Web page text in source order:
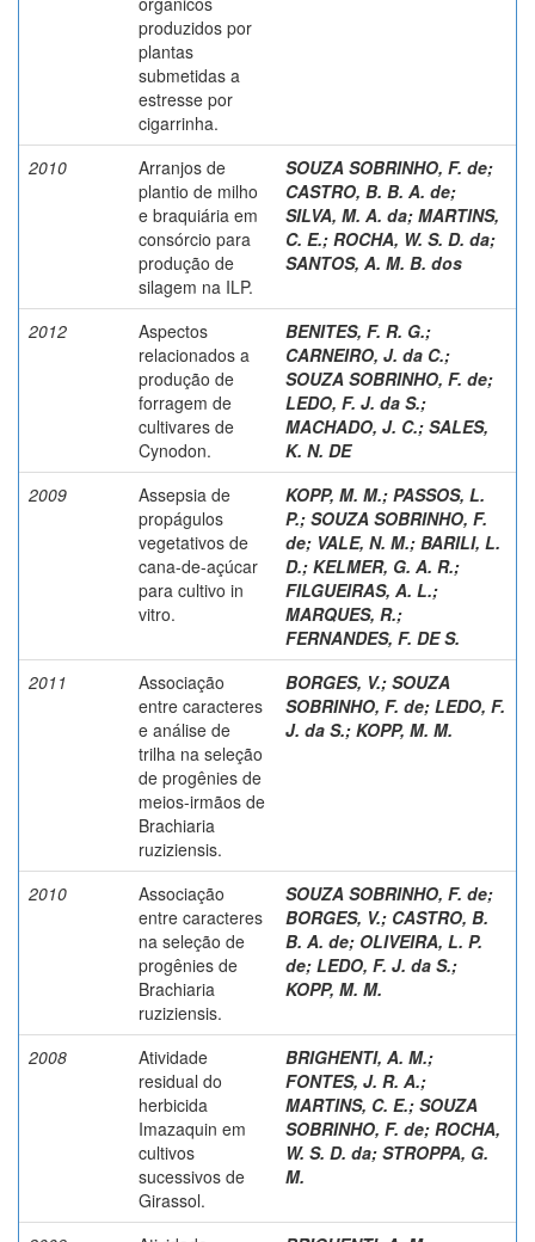
produzidos por
plantas
submetidas a
estresse por
cigarrinha.
2010
Arranjos de
plantio de milho
e braquiária em
consórcio para
produção de
silagem na ILP.
SOUZA SOBRINHO, F. de;
CASTRO, B. B. A. de;
SILVA, M. A. da; MARTINS,
C. E.; ROCHA, W. S. D. da;
SANTOS, A. M. B. dos
2012
Aspectos
relacionados a
produção de
forragem de
cultivares de
Cynodon.
BENITES, F. R. G.;
CARNEIRO, J. da C.;
SOUZA SOBRINHO, F. de;
LEDO, F. J. da S.;
MACHADO, J. C.; SALES,
K. N. DE
2009
Assepsia de
propágulos
vegetativos de
cana-de-açúcar
para cultivo in
vitro.
KOPP, M. M.; PASSOS, L.
P.; SOUZA SOBRINHO, F.
de; VALE, N. M.; BARILI, L.
D.; KELMER, G. A. R.;
FILGUEIRAS, A. L.;
MARQUES, R.;
FERNANDES, F. DE S.
2011
Associação
entre caracteres
e análise de
trilha na seleção
de progênies de
meios-irmãos de
Brachiaria
ruziziensis.
BORGES, V.; SOUZA
SOBRINHO, F. de; LEDO, F.
J. da S.; KOPP, M. M.
2010
Associação
entre caracteres
na seleção de
progênies de
Brachiaria
ruziziensis.
SOUZA SOBRINHO, F. de;
BORGES, V.; CASTRO, B.
B. A. de; OLIVEIRA, L. P.
de; LEDO, F. J. da S.;
KOPP, M. M.
2008
Atividade
residual do
herbicida
Imazaquin em
cultivos
sucessivos de
Girassol.
BRIGHENTI, A. M.;
FONTES, J. R. A.;
MARTINS, C. E.; SOUZA
SOBRINHO, F. de; ROCHA,
W. S. D. da; STROPPA, G.
M.